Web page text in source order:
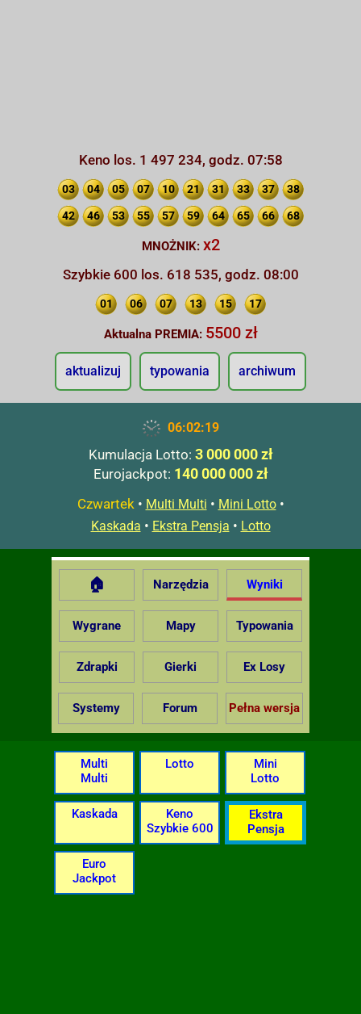
Keno los. 1 497 234, godz. 07:58
03 04 05 07 10 21 31 33 37 38
42 46 53 55 57 59 64 65 66 68
MNOŻNIK: x2
Szybkie 600 los. 618 535, godz. 08:00
01 06 07 13 15 17
Aktualna PREMIA: 5500 zł
aktualizuj typowania archiwum
06:02:20
Kumulacja Lotto: 3 000 000 zł
Eurojackpot: 140 000 000 zł
Czwartek• Multi Multi • Mini Lotto•
Kaskada • Ekstra Pensja • Lotto
🏠 Narzędzia Wyniki
Wygrane Mapy Typowania
Zdrapki Gierki Ex Losy
Systemy Forum Pełna wersja
Multi
Multi
Lotto
Mini
Lotto
Kaskada
Keno
Szybkie 600
Ekstra
Pensja
Euro
Jackpot